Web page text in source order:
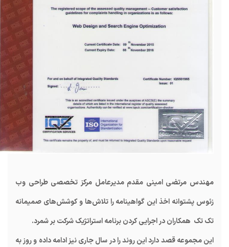
مهندس مرتضی امینی مقدم مدیرعامل مرکز تخصصی طراحی وب
زئوس پشتوانه اخذ این گواهینامه را تلاش‌ها و کوشش‌های صمیمانه
تک تک همکاران در اجرایی کردن برنامه استراتژیک شرکت بر شمرد.
این مجموعه قصد دارد این روند را در سال جاری نیز ادامه داده و روز به